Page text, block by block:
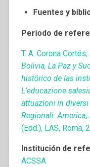
Fuentes y
Periodo de
T. A. Corona Cortés,
Bolivia, La Paz y
histórico de las
L’educazione
attuazioni in
Regionali: America,
(Edd.), LAS, Roma,
Institución de
ACSSA